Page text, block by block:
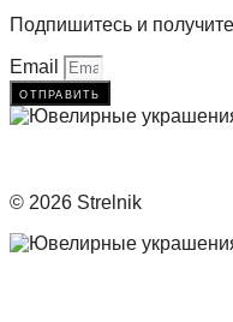
Подпишитесь и
Email
отправить
© 2026 Strelnik